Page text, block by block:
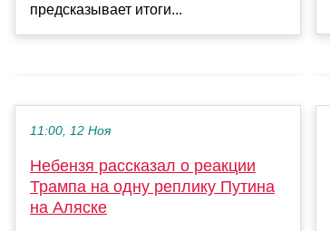
предсказывает итоги...
11:00, 12 Ноя
Небензя рассказал о реакции
Трампа на одну реплику Путина
на Аляске